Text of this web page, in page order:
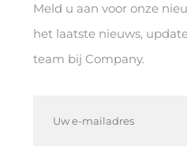
Meld u aan voor onze
het laatste nieuws,
team bij Company.